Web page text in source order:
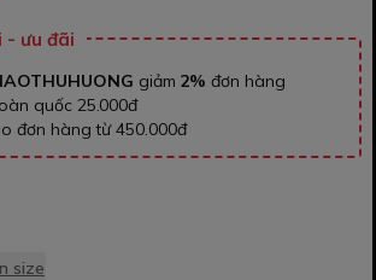
- ưu đãi
giảm 2% đơn hàng
quốc 25.000đ
đơn hàng từ 450.000đ
size